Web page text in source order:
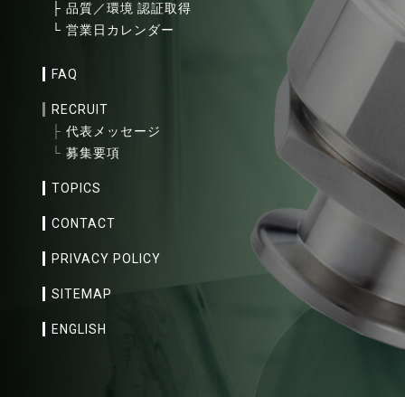
├ 品質／環境 認証取得
└ 営業日カレンダー
FAQ
RECRUIT
├ 代表メッセージ
└ 募集要項
TOPICS
CONTACT
PRIVACY POLICY
SITEMAP
ENGLISH